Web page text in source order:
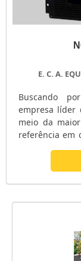
E. C. A.
Buscando
empresa líder
meio da
referência em
soluções
DETALHES